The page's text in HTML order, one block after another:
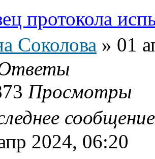
протокола
Соколова » 01
Просмотры
2024, 06:20